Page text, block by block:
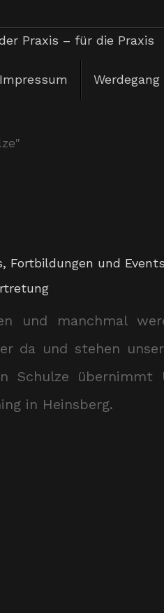
Praxis – für die Praxis
Impressum Werdegang
, Fortbildungen und
und manchmal
da und stehen
Schulze übernimmt
in Heinsberg.